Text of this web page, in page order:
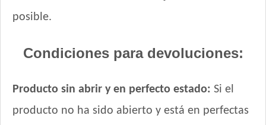
posible.
Condiciones para devoluciones:
Producto sin abrir y en perfecto estado: Si el
producto no ha sido abierto y está en perfectas